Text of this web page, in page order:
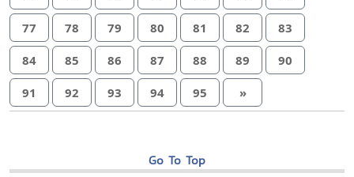
77 78 79 80 81 82 83
84 85 86 87 88 89 90
91 92 93 94 95 »
Go To Top